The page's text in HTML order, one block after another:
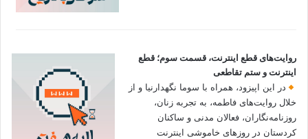
روایت‌های قطع اینترنت، قسمت سوم؛ قطع
اینترنت و ستم تقاطعی
در این اپیزود، همراه با سوما نگهدارنیا و از
خلال روایت‌های فاطمه، به تجربه زنان،
روزنامه‌نگاران، فعالان مدنی و ساکنان
کردستان در روزهای خاموشی اینترنت